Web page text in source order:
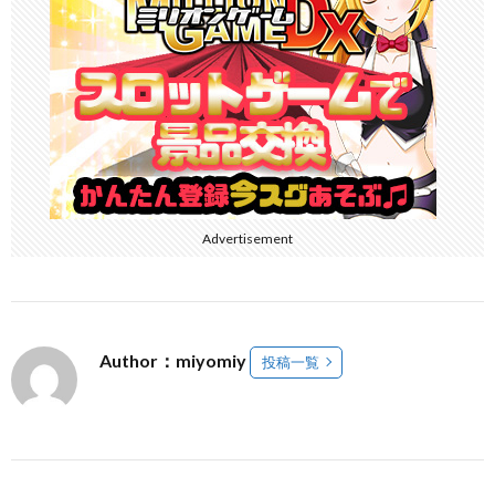
Advertisement
Author：miyomiy 投稿一覧